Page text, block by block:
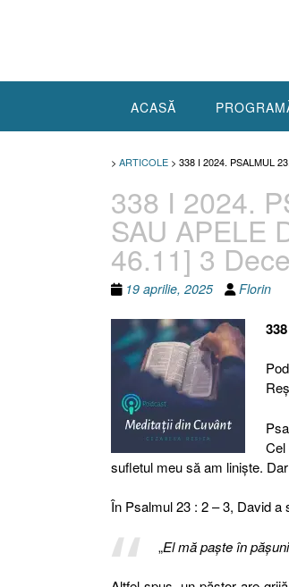
ACASĂ
> ARTICOLE > 338 I 2024. PSALMUL
338 I 2024.
SAU APELE
46.11] 3
19 aprilie, 2025 Florin
Cel
sufletul meu să am liniște.
În Psalmul 23 : 2 – 3, David
„El mă paşte în